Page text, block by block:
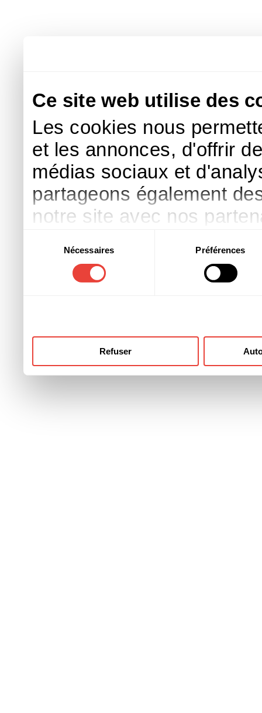
Ce site web utilise des
Les cookies nous
et les annonces, d'offrir
médias sociaux et
partageons également
notre site avec nos
d'autres informations
ont collectées lors de
consentement
Nécessaires Préférences
Refuser